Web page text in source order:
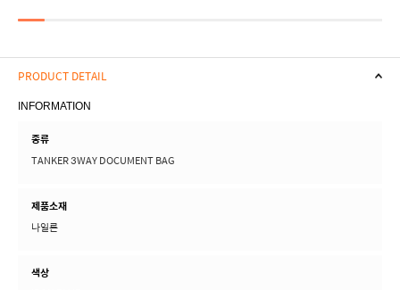
PRODUCT DETAIL
INFORMATION
종류
TANKER 3WAY DOCUMENT BAG
제품소재
나일론
색상